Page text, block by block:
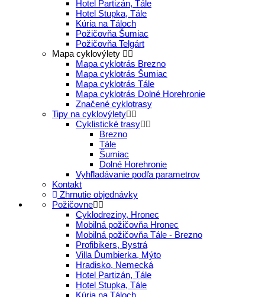
Hotel Partizán, Tále
Hotel Stupka, Tále
Kúria na Táloch
Požičovňa Šumiac
Požičovňa Telgárt
Mapa cyklovýlety
Mapa cyklotrás Brezno
Mapa cyklotrás Šumiac
Mapa cyklotrás Tále
Mapa cyklotrás Dolné Horehronie
Značené cyklotrasy
Tipy na cyklovýlety
Cyklistické trasy
Brezno
Tále
Šumiac
Dolné Horehronie
Vyhľladávanie podľa parametrov
Kontakt
Zhrnutie objednávky
Požičovne
Cyklodreziny, Hronec
Mobilná požičovňa Hronec
Mobilná požičovňa Tále - Brezno
Profibikers, Bystrá
Villa Ďumbierka, Mýto
Hradisko, Nemecká
Hotel Partizán, Tále
Hotel Stupka, Tále
Kúria na Táloch